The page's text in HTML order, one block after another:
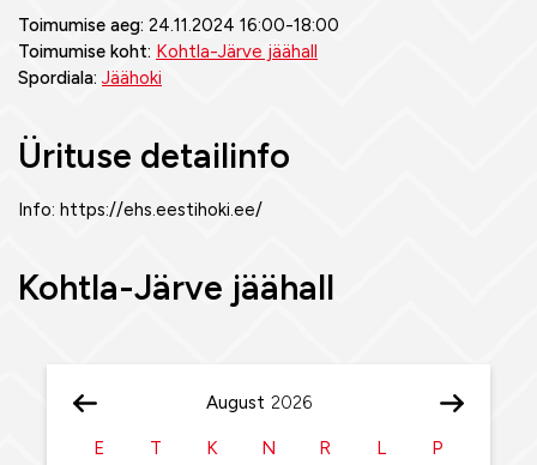
August
E T K N R L P
Toimumise aeg: 24.11.2024 16:00-18:00
Toimumise koht: Kohtla-Järve jäähall
Spordiala:Jäähoki
Ürituse detailinfo
Info: https://ehs.eestihoki.ee/
Kohtla-Järve jäähall